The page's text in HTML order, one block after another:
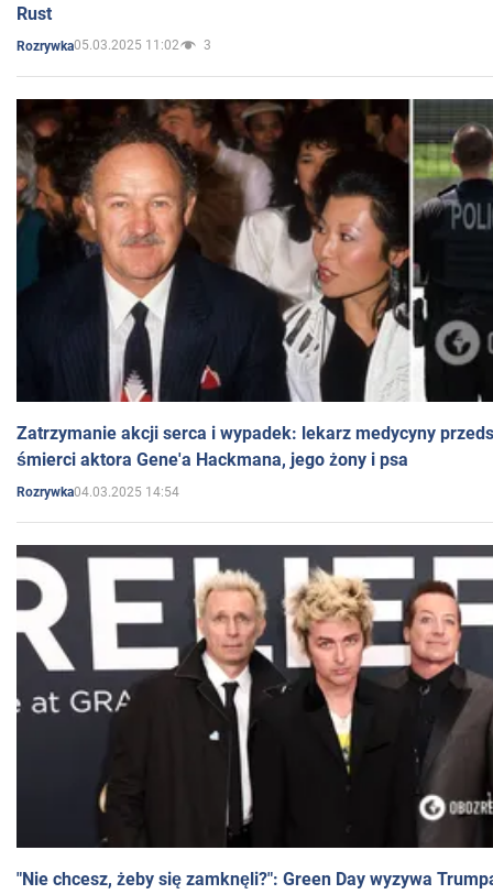
Rust
Rozrywka05.03.2025 11:02 3
Zatrzymanie akcji serca i wypadek: lekarz medycyny
śmierci aktora Gene'a Hackmana, jego żony i psa
Rozrywka04.03.2025 14:54
"Nie chcesz, żeby się zamknęli?": Green Day wyzywa